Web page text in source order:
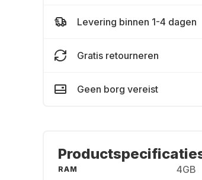
Levering binnen 1-4 dagen
Gratis retourneren
Geen borg vereist
RAM 4GB